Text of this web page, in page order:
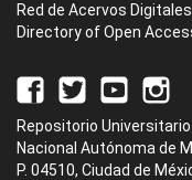
Red de Acervos Digitales
Directory of Open
Repositorio
Nacional Autónoma de
P. 04510, Ciudad de